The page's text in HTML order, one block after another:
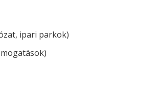
ipari parkok)